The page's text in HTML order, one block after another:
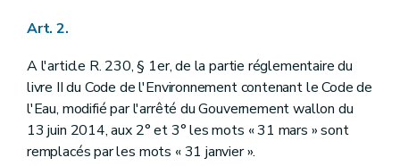
Art. 2.
A l'article R. 230, § 1er, de la partie réglementaire du
livre II du Code de l'Environnement contenant le Code de
l'Eau, modifié par l'arrêté du Gouvernement wallon du
13 juin 2014, aux 2° et 3° les mots « 31 mars » sont
remplacés par les mots « 31 janvier ».